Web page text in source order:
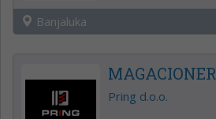
Banjaluka
MAGACIONER
Pring d.o.o.